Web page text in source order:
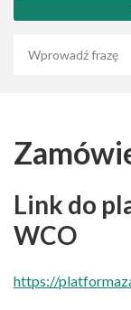
Link do
WCO
https://